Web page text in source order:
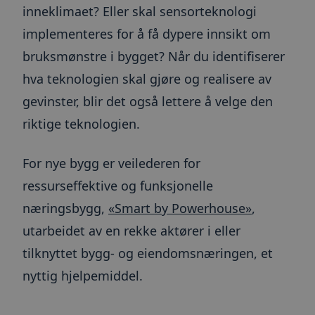
inneklimaet? Eller skal sensorteknologi
implementeres for å få dypere innsikt om
bruksmønstre i bygget? Når du identifiserer
hva teknologien skal gjøre og realisere av
gevinster, blir det også lettere å velge den
riktige teknologien.
For nye bygg er veilederen for
ressurseffektive og funksjonelle
næringsbygg, «Smart by Powerhouse»,
utarbeidet av en rekke aktører i eller
tilknyttet bygg- og eiendomsnæringen, et
nyttig hjelpemiddel.